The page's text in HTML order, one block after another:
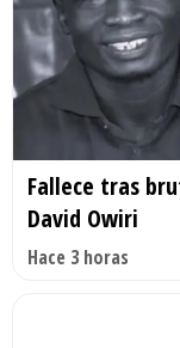
Fallece tras
David Owiri
Hace 3 horas